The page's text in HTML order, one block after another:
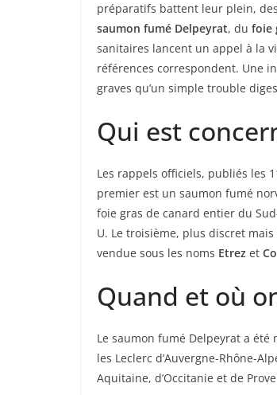
préparatifs battent leur plein,
saumon fumé Delpeyrat, du foie
sanitaires lancent un appel à la
références correspondent. Une
graves qu’un simple trouble
Qui est
Les rappels officiels, publiés les
premier est un saumon fumé
foie gras de canard entier du
U. Le troisième, plus discret
vendue sous les noms Etrez et
Quand et où
Le saumon fumé Delpeyrat a
les Leclerc d’Auvergne-Rhône-
Aquitaine, d’Occitanie et de